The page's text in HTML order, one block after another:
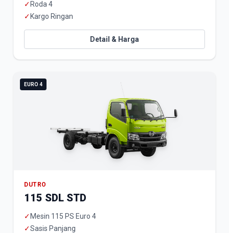
✓ Roda 4
✓ Kargo Ringan
Detail & Harga
EURO 4
DUTRO
115 SDL STD
✓ Mesin 115 PS Euro 4
✓Sasis Panjang